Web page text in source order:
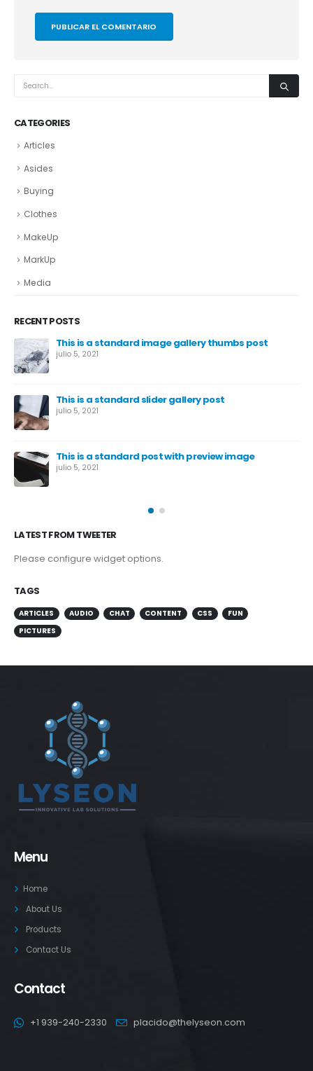
CATEGORIES
Articles
Asides
Buying
Clothes
MakeUp
MarkUp
Media
RECENT POSTS
This is a standard image gallery thumbs post
julio 5, 2021
This is a standard slider gallery post
julio 5, 2021
This is a standard post with preview image
julio 5, 2021
LATEST FROM TWEETER
Please configure widget options.
TAGS
ARTICLES AUDIO CHAT CONTENT CSS
FUN
PICTURES
Menu
Home
About Us
Products
Contact Us
Contact
+1 939-240-2330 placido@thelyseon.com